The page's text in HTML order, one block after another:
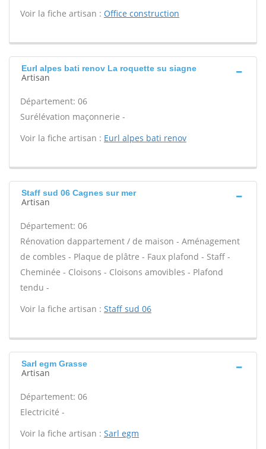
Voir la fiche artisan : Office construction
Eurl alpes bati renov La roquette su siagne
Artisan
Département: 06
Surélévation maçonnerie -
Voir la fiche artisan : Eurl alpes bati renov
Staff sud 06 Cagnes sur mer
Artisan
Département: 06
Rénovation dappartement / de maison - Aménagement
de combles - Plaque de plâtre - Faux plafond - Staff -
Cheminée - Cloisons - Cloisons amovibles - Plafond
tendu -
Voir la fiche artisan : Staff sud 06
Sarl egm Grasse
Artisan
Département: 06
Electricité -
Voir la fiche artisan : Sarl egm